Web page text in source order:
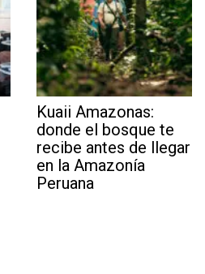
Kuaii Amazonas:
donde el bosque te
recibe antes de llegar
en la Amazonía
Peruana